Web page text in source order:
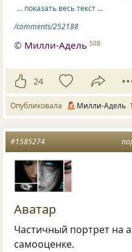
… показать весь текст …
/comments/252188
© Милли-Адель 508
24
Опубликовала Милли-Адель
#1585274
Аватар
Частичный портрет на
самооценке.